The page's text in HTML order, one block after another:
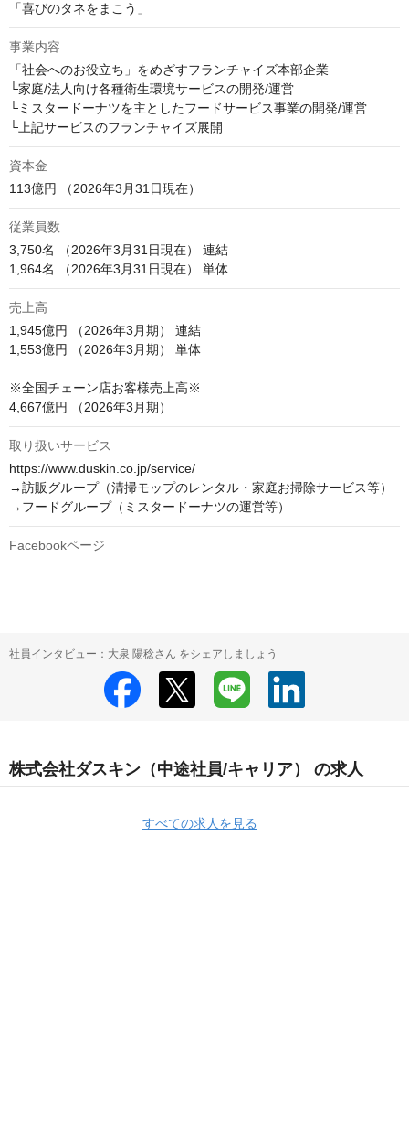
「喜びのタネをまこう」
事業内容
「社会へのお役立ち」をめざすフランチャイズ本部企業
└家庭/法人向け各種衛生環境サービスの開発/運営
└ミスタードーナツを主としたフードサービス事業の開発/運営
└上記サービスのフランチャイズ展開
資本金
113億円 （2026年3月31日現在）
従業員数
3,750名 （2026年3月31日現在） 連結
1,964名 （2026年3月31日現在） 単体
売上高
1,945億円 （2026年3月期） 連結
1,553億円 （2026年3月期） 単体
※全国チェーン店お客様売上高※
4,667億円 （2026年3月期）
取り扱いサービス
https://www.duskin.co.jp/service/
→訪販グループ（清掃モップのレンタル・家庭お掃除サービス等）
Facebookページ
社員インタビュー：大泉 陽稔さん をシェアしましょう
株式会社ダスキン（中途社員/キャリア） の求人
すべての求人を見る